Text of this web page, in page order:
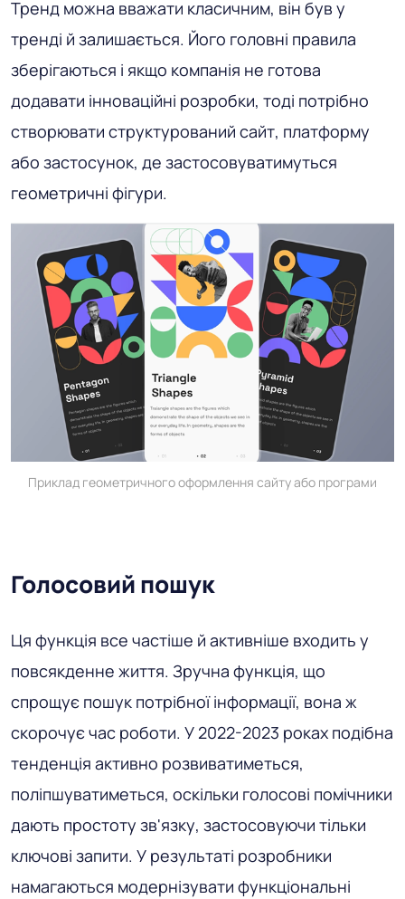
Тренд можна вважати класичним, він був у
тренді й залишається. Його головні правила
зберігаються і якщо компанія не готова
додавати інноваційні розробки, тоді потрібно
створювати структурований сайт, платформу
або застосунок, де застосовуватимуться
геометричні фігури.
Приклад геометричного оформлення сайту або програми
Голосовий пошук
Ця функція все частіше й активніше входить у
повсякденне життя. Зручна функція, що
спрощує пошук потрібної інформації, вона ж
скорочує час роботи. У 2022-2023 роках подібна
тенденція активно розвиватиметься,
поліпшуватиметься, оскільки голосові помічники
дають простоту зв'язку, застосовуючи тільки
ключові запити. У результаті розробники
намагаються модернізувати функціональні